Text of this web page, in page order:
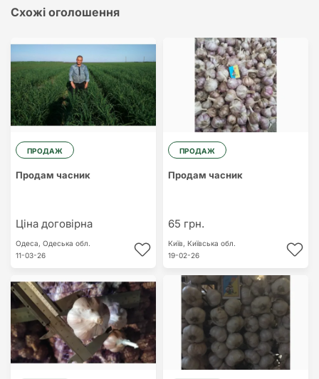
Схожі оголошення
ПРОДАЖ
Продам часник
Ціна договірна
Одеса, Одеська обл.
11-03-26
ПРОДАЖ
Продам часник
65 грн.
Київ, Київська обл.
19-02-26